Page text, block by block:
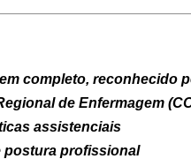
completo, reconhecido
de Enfermagem
assistenciais
postura profissional